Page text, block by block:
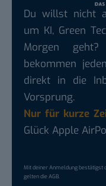
Du willst nicht
um KI, Green
Morgen
bekommen
direkt in die
Vorsprung.
Nur für kurze
Glück Apple
Mit deiner Anmeldung bestätigst
gelten dieAGB.